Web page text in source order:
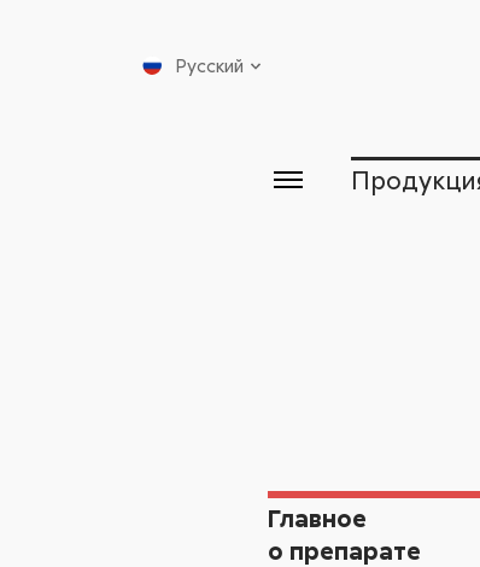
Русский
Главное
о препарате